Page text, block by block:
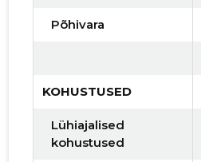
Põhivara
KOHUSTUSED
Lühiajalised
kohustused